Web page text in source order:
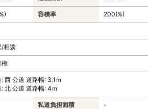
容積率 200(%)
/相談
権
西 公道 道路幅: 3.1ｍ
: 北 公道 道路幅: 4ｍ
私道負担面積 -